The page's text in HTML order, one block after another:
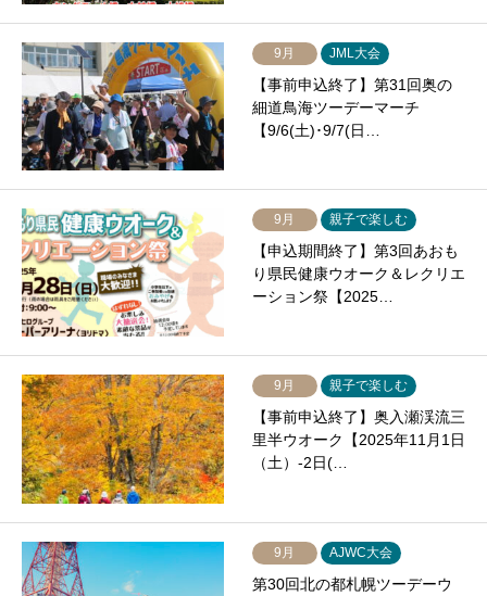
9月 JML大会
【事前申込終了】第31回奥の
細道鳥海ツーデーマーチ
【9/6(土)･9/7(日…
9月 親子で楽しむ
【申込期間終了】第3回あおも
り県民健康ウオーク＆レクリエ
ーション祭【2025…
9月 親子で楽しむ
【事前申込終了】奥入瀬渓流三
里半ウオーク【2025年11月1日
（土）-2日(…
9月 AJWC大会
第30回北の都札幌ツーデーウ